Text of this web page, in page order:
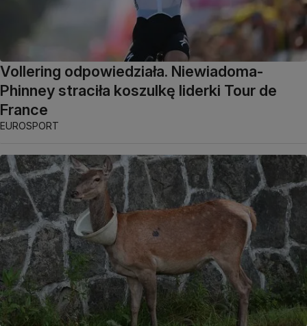
Vollering odpowiedziała. Niewiadoma-
Phinney straciła koszulkę liderki Tour de
France
EUROSPORT